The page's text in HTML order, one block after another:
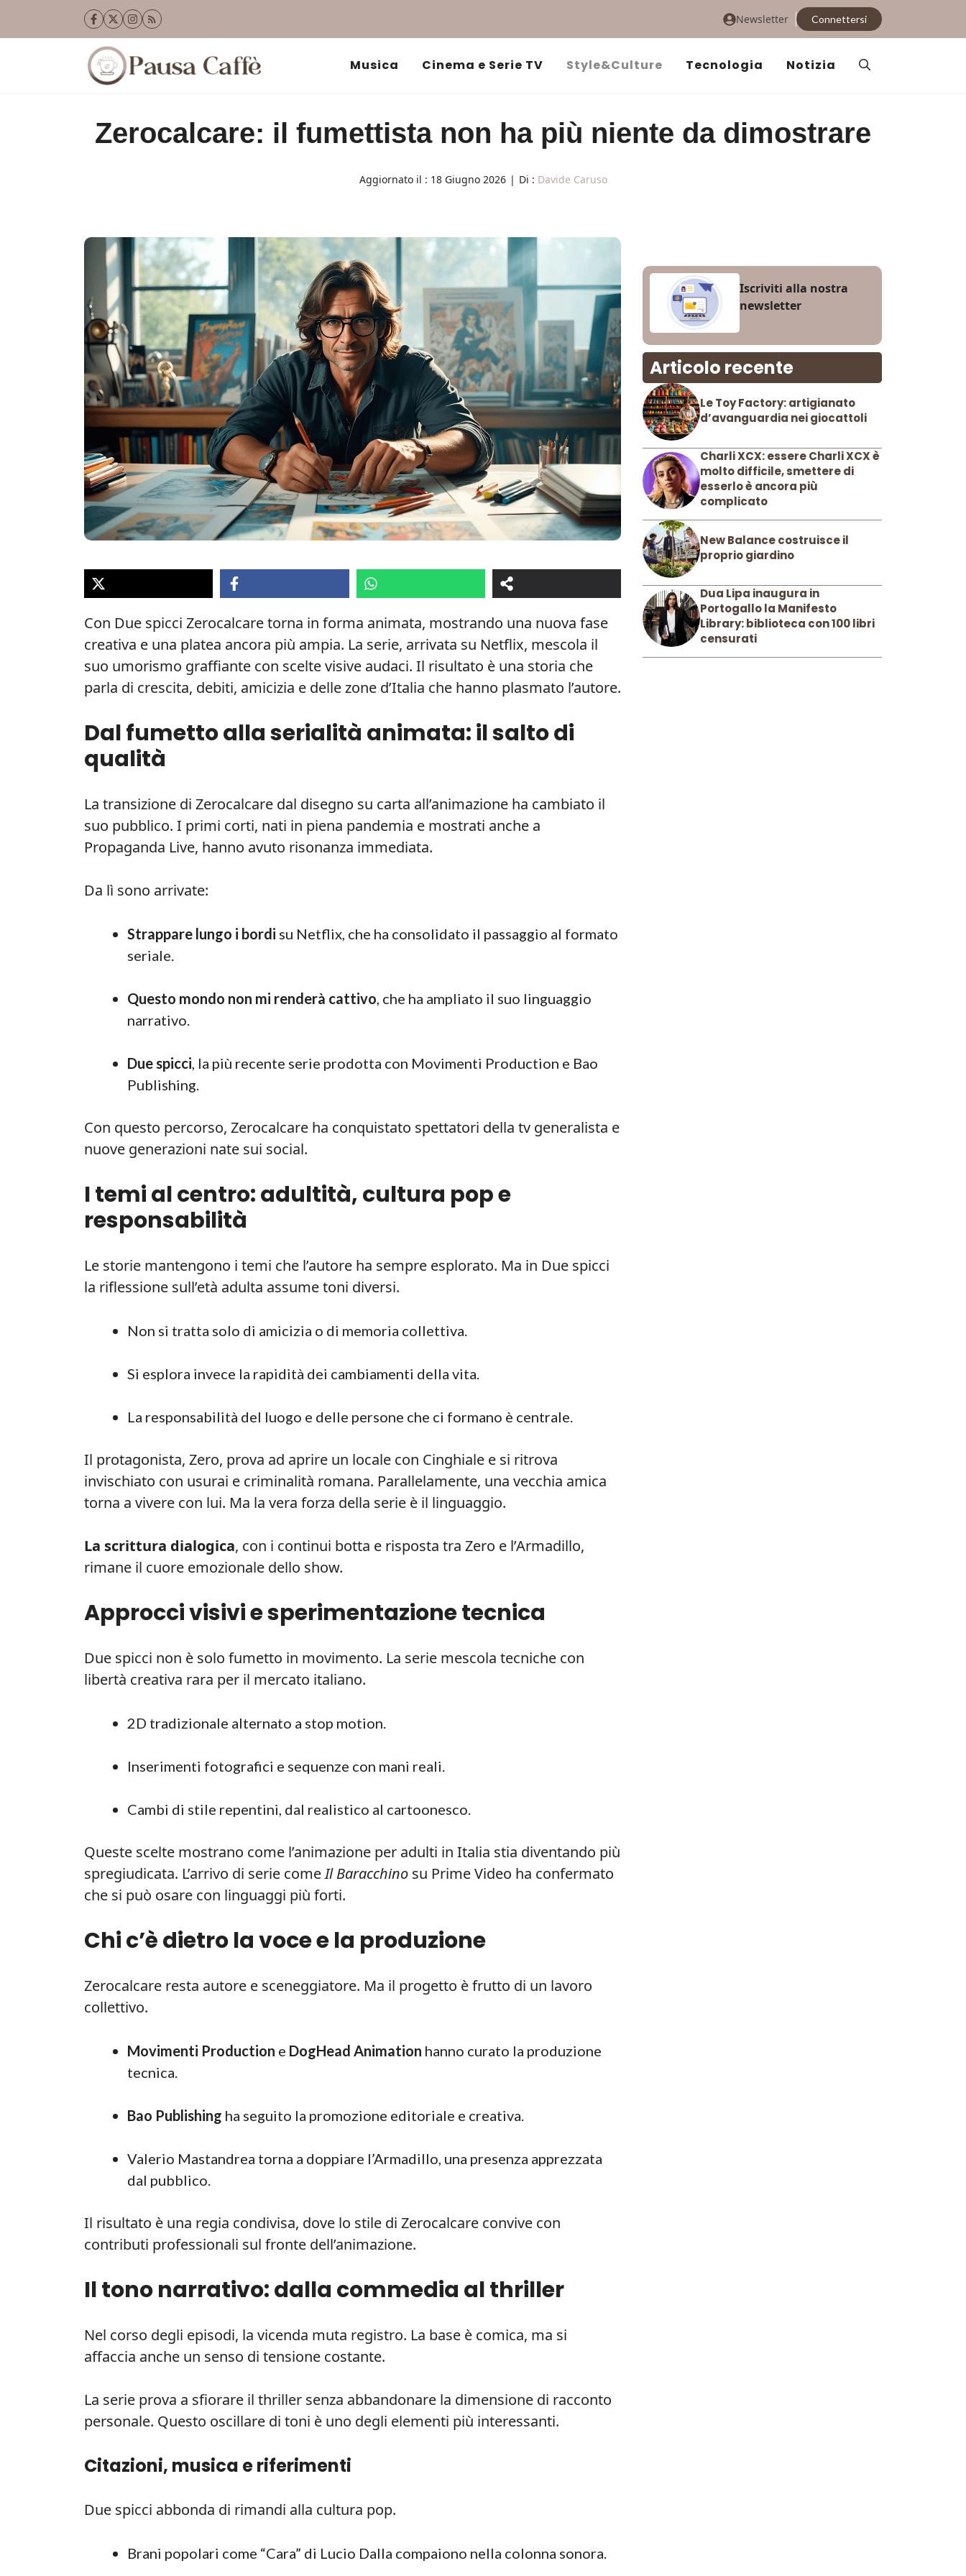
Newsletter Connettersi
Musica Cinema e Serie TV Style&Culture Tecnologia Notizia
Zerocalcare: il fumettista non ha più niente da dimostrare
Aggiornato il : 18 Giugno 2026 | Di : Davide Caruso
Con Due spicci Zerocalcare torna in forma animata, mostrando una nuova fase
creativa e una platea ancora più ampia. La serie, arrivata su Netflix, mescola il
suo umorismo graffiante con scelte visive audaci. Il risultato è una storia che
parla di crescita, debiti, amicizia e delle zone d’Italia che hanno plasmato l’autore.
Dal fumetto alla serialità animata: il salto di
qualità
La transizione di Zerocalcare dal disegno su carta all’animazione ha cambiato il
suo pubblico. I primi corti, nati in piena pandemia e mostrati anche a
Propaganda Live, hanno avuto risonanza immediata.
Da lì sono arrivate:
Strappare lungo i bordi su Netflix, che ha consolidato il passaggio al formato
seriale.
Questo mondo non mi renderà cattivo, che ha ampliato il suo linguaggio
narrativo.
Due spicci, la più recente serie prodotta con Movimenti Production e Bao
Publishing.
Con questo percorso, Zerocalcare ha conquistato spettatori della tv generalista e
nuove generazioni nate sui social.
I temi al centro: adultità, cultura pop e
responsabilità
Le storie mantengono i temi che l’autore ha sempre esplorato. Ma in Due spicci
la riflessione sull’età adulta assume toni diversi.
Non si tratta solo di amicizia o di memoria collettiva.
Si esplora invece la rapidità dei cambiamenti della vita.
La responsabilità del luogo e delle persone che ci formano è centrale.
Il protagonista, Zero, prova ad aprire un locale con Cinghiale e si ritrova
invischiato con usurai e criminalità romana. Parallelamente, una vecchia amica
torna a vivere con lui. Ma la vera forza della serie è il linguaggio.
La scrittura dialogica, con i continui botta e risposta tra Zero e l’Armadillo,
rimane il cuore emozionale dello show.
Approcci visivi e sperimentazione tecnica
Due spicci non è solo fumetto in movimento. La serie mescola tecniche con
libertà creativa rara per il mercato italiano.
2D tradizionale alternato a stop motion.
Inserimenti fotografici e sequenze con mani reali.
Cambi di stile repentini, dal realistico al cartoonesco.
Queste scelte mostrano come l’animazione per adulti in Italia stia diventando più
spregiudicata. L’arrivo di serie comeIl Baracchino su Prime Video ha confermato
che si può osare con linguaggi più forti.
Chi c’è dietro la voce e la produzione
Zerocalcare resta autore e sceneggiatore. Ma il progetto è frutto di un lavoro
collettivo.
Movimenti Production e DogHead Animation hanno curato la produzione
tecnica.
Bao Publishing ha seguito la promozione editoriale e creativa.
Valerio Mastandrea torna a doppiare l’Armadillo, una presenza apprezzata
dal pubblico.
Il risultato è una regia condivisa, dove lo stile di Zerocalcare convive con
contributi professionali sul fronte dell’animazione.
Il tono narrativo: dalla commedia al thriller
Nel corso degli episodi, la vicenda muta registro. La base è comica, ma si
affaccia anche un senso di tensione costante.
La serie prova a sfiorare il thriller senza abbandonare la dimensione di racconto
personale. Questo oscillare di toni è uno degli elementi più interessanti.
Citazioni, musica e riferimenti
Due spicci abbonda di rimandi alla cultura pop.
Brani popolari come “Cara” di Lucio Dalla compaiono nella colonna sonora.
Iscriviti alla nostra
newsletter
Articolo recente
Le Toy Factory: artigianato
d’avanguardia nei giocattoli
Charli XCX: essere Charli XCX è
molto difficile, smettere di
esserlo è ancora più
complicato
New Balance costruisce il
proprio giardino
Dua Lipa inaugura in
Portogallo la Manifesto
Library: biblioteca con 100 libri
censurati